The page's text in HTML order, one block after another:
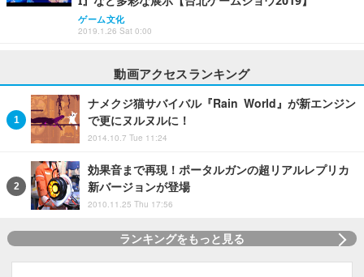
ゲーム文化
2019.1.26 Sat 0:00
動画アクセスランキング
ナメクジ猫サバイバル『Rain World』が新エンジン
で更にヌルヌルに！
2014.10.7 Tue 11:24
効果音まで再現！ポータルガンの超リアルレプリカ
新バージョンが登場
2010.11.25 Thu 17:56
ランキングをもっと見る